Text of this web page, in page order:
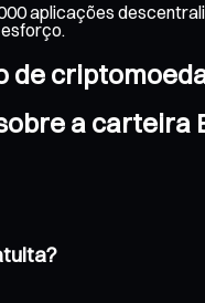
aplicações
de
a carteira